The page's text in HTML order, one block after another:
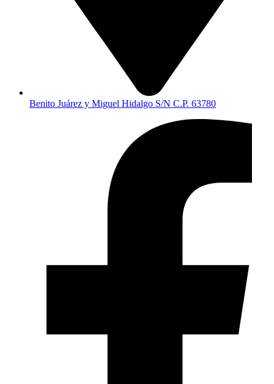
Benito Juárez y Miguel Hidalgo S/N C.P. 63780